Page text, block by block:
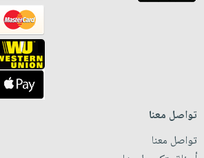
تواصل معنا
تواصل معنا